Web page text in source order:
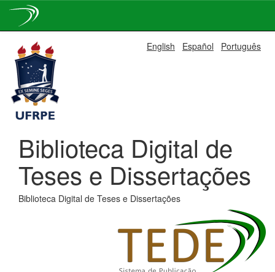
navigation
English Español Português
Biblioteca Digital de
Teses e Dissertações
Biblioteca Digital de Teses e Dissertações